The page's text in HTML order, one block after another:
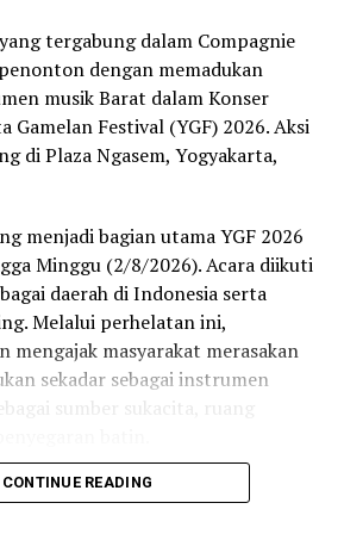
Tebang Pilih
tergabung dalam Compagnie
dengan memadukan
musik Barat dalam Konser
Gamelan Festival (YGF) 2026. Aksi
di Plaza Ngasem, Yogyakarta,
menjadi bagian utama YGF 2026
Minggu (2/8/2026). Acara diikuti
daerah di Indonesia serta
Melalui perhelatan ini,
mengajak masyarakat merasakan
sekadar sebagai instrumen
sumber sukacita, ruang
Kotekan menjadi salah satu
CONTINUE READING